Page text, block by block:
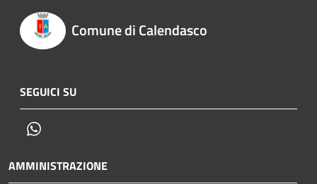
Comune di Calendasco
SEGUICI SU
AMMINISTRAZIONE